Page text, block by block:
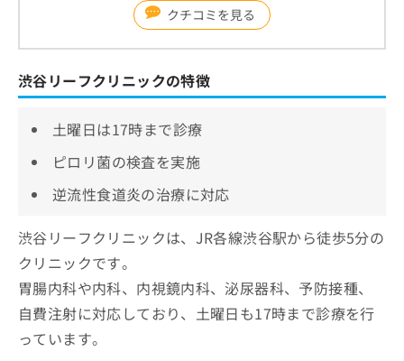
クチコミを見る
渋谷リーフクリニックの特徴
土曜日は17時まで診療
ピロリ菌の検査を実施
逆流性食道炎の治療に対応
渋谷リーフクリニックは、JR各線渋谷駅から徒歩5分の
クリニックです。
胃腸内科や内科、内視鏡内科、泌尿器科、予防接種、
自費注射に対応しており、土曜日も17時まで診療を行
っています。